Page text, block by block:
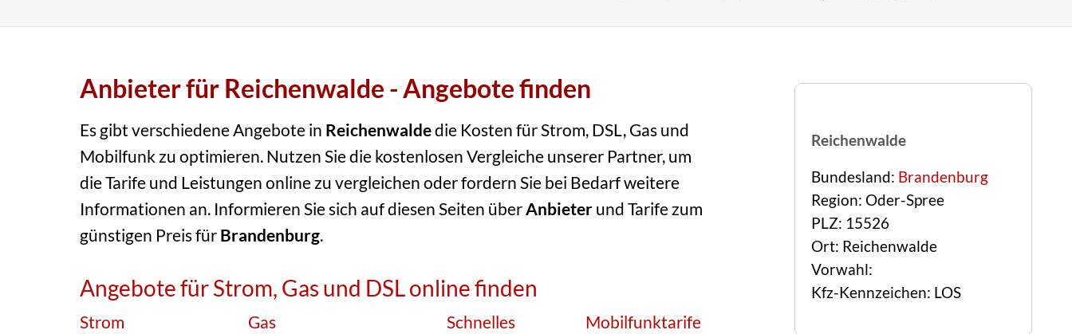
Anbieter für Reichenwalde - Angebote finden
Es gibt verschiedene Angebote in Reichenwaldedie Kosten für Strom, DSL, Gas und
Mobilfunk zu optimieren. Nutzen Sie die kostenlosen Vergleiche unserer Partner, um
die Tarife und Leistungen online zu vergleichen oder fordern Sie bei Bedarf weitere
Informationen an. Informieren Sie sich auf diesen Seiten überAnbieterund Tarife zum
günstigen Preis fürBrandenburg.
Angebote für Strom, Gas und DSL online finden
Strom Gas
Schnelles
Mobilfunktarife
Reichenwalde
Bundesland: Brandenburg
Region: Oder-Spree
PLZ: 15526
Ort: Reichenwalde
Vorwahl:
Kfz-Kennzeichen: LOS